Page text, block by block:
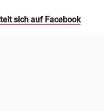
sich auf Facebook